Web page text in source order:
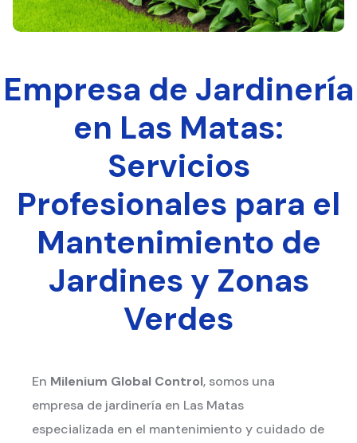
Empresa de Jardinería
en Las Matas:
Servicios
Profesionales para el
Mantenimiento de
Jardines y Zonas
Verdes
En Milenium Global Control, somos una
empresa de jardinería en Las Matas
especializada en el mantenimiento y cuidado de